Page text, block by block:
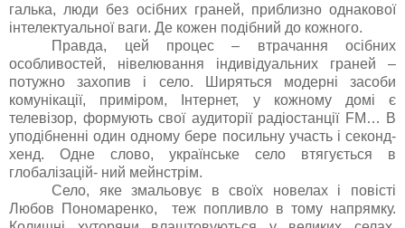
галька, люди без осібних граней, приблизно однакової
інтелектуальної ваги. Де кожен подібний до кожного.
Правда, цей процес – втрачання осібних
особливостей, нівелювання індивідуальних граней –
потужно захопив і село. Ширяться модерні засоби
комунікації, приміром, Інтернет, у кожному домі є
телевізор, формують свої аудиторії радіостанції FM… В
уподібненні один одному бере посильну участь і секонд-
хенд. Одне слово, українське село втягується в
глобалізацій- ний мейнстрім.
Село, яке змальовує в своїх новелах і повісті
Любов Пономаренко, теж попливло в тому напрямку.